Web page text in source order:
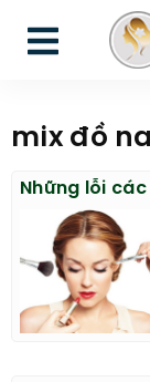
mix đồ
Những lỗi